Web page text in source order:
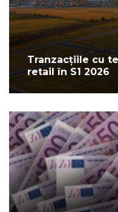
Tranzacțiile cu
retail în S1 2026